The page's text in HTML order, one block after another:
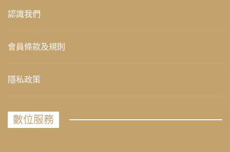
認識我們
會員條款及規則
隱私政策
數位服務